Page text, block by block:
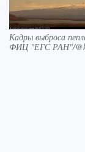
Кадры выброса
ФИЦ "ЕГС РАН"/